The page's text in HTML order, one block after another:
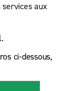
aux
ci-dessous,